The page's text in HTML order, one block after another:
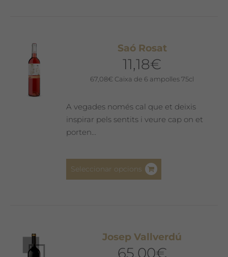
poden
a
la
Saó Rosat
11,18€
67,08€ Caixa de 6 ampolles 75cl
A vegades només cal que et deixis
inspirar pels sentits i veure cap on et
porten...
Seleccionar opcions
opcions
Josep Vallverdú
65,00€